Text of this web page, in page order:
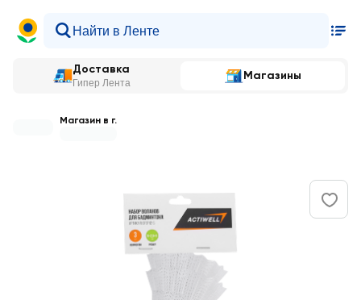
Доставка
Гипер Лента
Магазины
Магазин в г.